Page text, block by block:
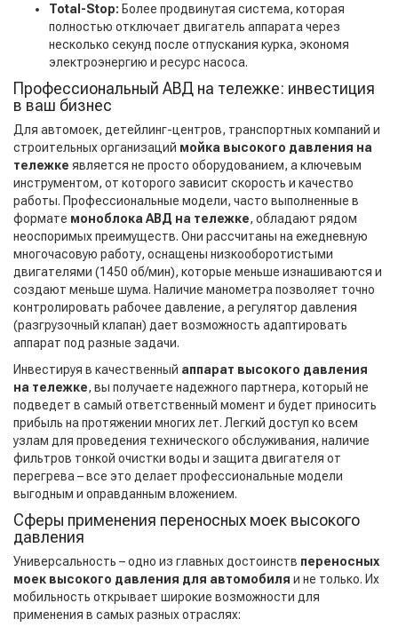
Total-Stop: Более продвинутая система, которая
полностью отключает двигатель аппарата через
несколько секунд после отпускания курка, экономя
электроэнергию и ресурс насоса.
Профессиональный АВД на тележке: инвестиция
в ваш бизнес
Для автомоек, детейлинг-центров, транспортных компаний и
строительных организаций мойка высокого давления на
тележке является не просто оборудованием, а ключевым
инструментом, от которого зависит скорость и качество
работы. Профессиональные модели, часто выполненные в
формате моноблока АВД на тележке, обладают рядом
неоспоримых преимуществ. Они рассчитаны на ежедневную
многочасовую работу, оснащены низкооборотистыми
двигателями (1450 об/мин), которые меньше изнашиваются и
создают меньше шума. Наличие манометра позволяет точно
контролировать рабочее давление, а регулятор давления
(разгрузочный клапан) дает возможность адаптировать
аппарат под разные задачи.
Инвестируя в качественный аппарат высокого давления
на тележке, вы получаете надежного партнера, который не
подведет в самый ответственный момент и будет приносить
прибыль на протяжении многих лет. Легкий доступ ко всем
узлам для проведения технического обслуживания, наличие
фильтров тонкой очистки воды и защита двигателя от
перегрева – все это делает профессиональные модели
выгодным и оправданным вложением.
Сферы применения переносных моек высокого
давления
Универсальность – одно из главных достоинств переносных
моек высокого давления для автомобиля и не только. Их
мобильность открывает широкие возможности для
применения в самых разных отраслях: